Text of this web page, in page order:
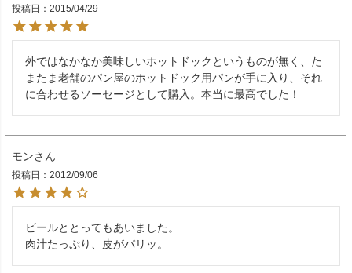
投稿日 2015/04/29
外ではなかなか美味しいホットドックというものが無く、た
またま老舗のパン屋のホットドック用パンが手に入り、それ
に合わせるソーセージとして購入。本当に最高でした！
モン
投稿日 2012/09/06
ビールととってもあいました。
肉汁たっぷり、皮がパリッ。